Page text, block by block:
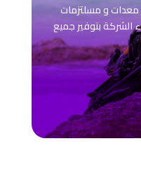
معدات و مسلتزمات
بتوفير جميع